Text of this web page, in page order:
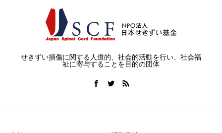
せきずい損傷に関する人道的、社会的活動を行い、社会福
祉に寄与することを目的の団体